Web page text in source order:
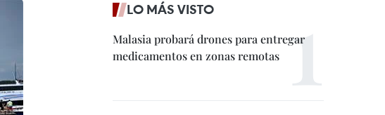
LO MÁS VISTO
Malasia probará drones para entregar
medicamentos en zonas remotas